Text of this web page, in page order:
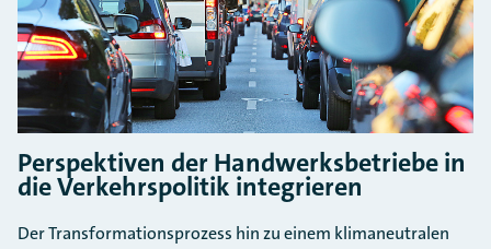
Perspektiven der Handwerksbetriebe in
die Verkehrspolitik integrieren
Der Transformationsprozess hin zu einem klimaneutralen